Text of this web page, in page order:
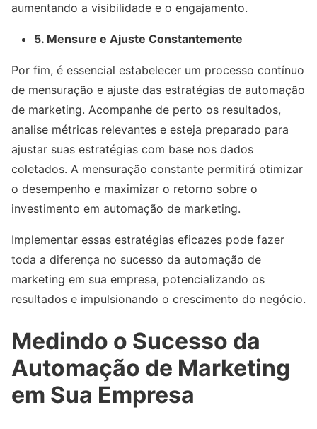
aumentando a visibilidade e o engajamento.
5. Mensure e Ajuste Constantemente
Por fim, é essencial estabelecer um processo contínuo
de mensuração e ajuste das estratégias de automação
de marketing. Acompanhe de perto os resultados,
analise métricas relevantes e esteja preparado para
ajustar suas estratégias com base nos dados
coletados. A mensuração constante permitirá otimizar
o desempenho e maximizar o retorno sobre o
investimento em automação de marketing.
Implementar essas estratégias eficazes pode fazer
toda a diferença no sucesso da automação de
marketing em sua empresa, potencializando os
resultados e impulsionando o crescimento do negócio.
Medindo o Sucesso da
Automação de Marketing
em Sua Empresa